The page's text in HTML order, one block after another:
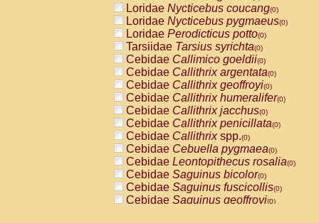
AtelidaeLagothrix lagothricha cana
PitheciidaeCacajao calvus
PitheciidaeCallicebus cupreus
PitheciidaeCallicebus donacophilus
PitheciidaeCallicebus moloch
PitheciidaeCallicebus torquatus
PitheciidaeCallicebusspp.(0)
PitheciidaeChiropotes satanas(0)
PitheciidaePithecia monachus
PitheciidaePithecia pithecia(0)
CercopithecidaeCercocebus agilis
CercopithecidaeCercocebus
CercopithecidaeCercocebus
CercopithecidaeCercocebus
CercopithecidaeCercocebus
CercopithecidaeCercocebushybrid
Loridae Nycticebus coucang(0)
Loridae Nycticebus pygmaeus(0)
Loridae Perodicticus potto(0)
Tarsiidae Tarsius syrichta(0)
Cebidae Callimico goeldii(0)
Cebidae Callithrix argentata(0)
Cebidae Callithrix geoffroyi(0)
Cebidae Callithrix humeralifer(0)
Cebidae Callithrix jacchus(0)
Cebidae Callithrix penicillata(0)
Cebidae Callithrixspp.(0)
Cebidae Cebuella pygmaea(0)
Cebidae Leontopithecus rosalia(0)
Cebidae Saguinus bicolor(0)
Cebidae Saguinus fuscicollis(0)
Cebidae Saguinus geoffroyi(0)